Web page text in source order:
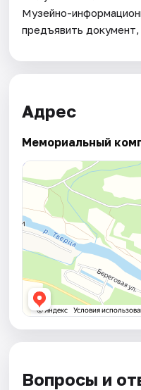
Музейно-
предъявить
Адрес
Мемориальный
Вопросы и